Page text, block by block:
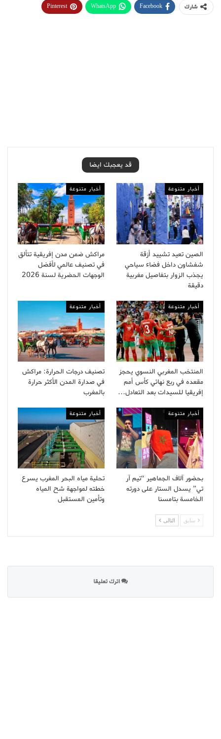
شارك Facebook
WhatsApp
Pinterest
قد يعجبك ايضا
أخبار متنوعة
الصين تعيد تشييد أزقة
شفشاون داخل فضاء سياحي
يجذب الزوار بتفاصيل مغربية
دقيقة
أخبار متنوعة
مراكش ضمن مدن إفريقية تتألق
في تصنيف عالمي لأفضل
الوجهات الحضرية لسنة 2026
أخبار متنوعة
المنتخب المغربي النسوي يحجز
مقعده في ربع نهائي كأس أمم
إفريقيا للسيدات بعد التعادل…
أخبار متنوعة
تصنيف درجات الحرارة: مراكش
في صدارة المدن الأكثر حرارة
بالمغرب
أخبار متنوعة
بحضور آلاف الجماهير “تيم آر
تي” يسدل الستار على دورته
الخامسة بتامسنا
أخبار متنوعة
تحلية مياه البحر المغرب يسرع
خطته لمواجهة شح المياه
وتأمين المستقبل
سابق التالى
اترك تعليقا